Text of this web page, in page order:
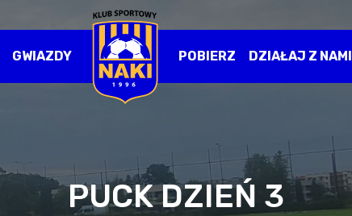
GWIAZDY POBIERZ DZIAŁAJ Z NAMI
PUCK DZIEŃ 3